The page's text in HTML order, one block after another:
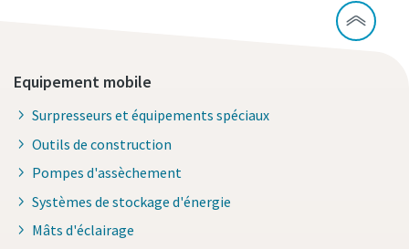
Equipement mobile
Surpresseurs et équipements spéciaux
Outils de construction
Pompes d'assèchement
Systèmes de stockage d'énergie
Mâts d'éclairage